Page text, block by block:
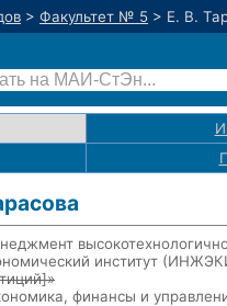
> Факультет № 5 > Е. В.
институт
»
финансы и